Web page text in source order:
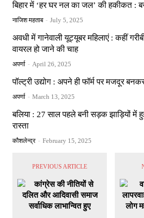
बिहार में ‘हर घर नल का जल’ की हकीकत :
नाजिश महताब - July 5, 2025
अवधी में गानेवाली यूट्यूबर महिलाएं : कहीं
वायरल हो जाने की चाह
अपर्णा - April 26, 2025
पॉल्ट्री उद्योग : अपने ही फॉर्म पर मजदूर
अपर्णा - March 13, 2025
बलिया : 27 साल पहले बनी सड़क झाड़ियों में
रास्ता
कौशलेन्द्र - February 15, 2025
PREVIOUS ARTICLE